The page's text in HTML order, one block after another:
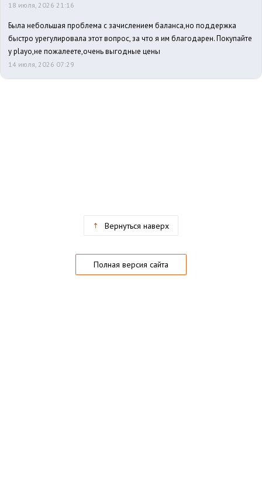
18 июля, 2026 21:16
Была небольшая проблема с зачислением баланса,но поддержка
быстро урегулировала этот вопрос, за что я им благодарен. Покупайте
у playo,не пожалеете,очень выгодные цены
14 июля, 2026 07:29
Вернуться наверх
Полная версия сайта